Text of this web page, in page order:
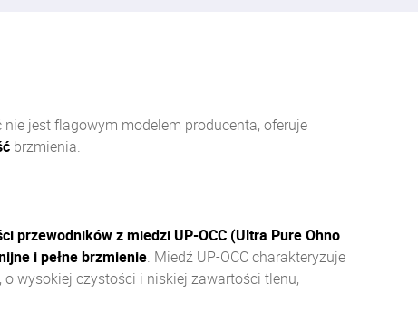
jest flagowym modelem producenta, oferuje
brzmienia.
przewodników z miedzi UP-OCC (Ultra Pure Ohno
i pełne brzmienie. Miedź UP-OCC charakteryzuje
o wysokiej czystości i niskiej zawartości tlenu,